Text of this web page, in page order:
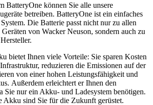
BatteryOne können Sie alle unsere
betreiben. BatteryOne ist ein einfaches
Die Batterie passt nicht nur zu allen
von Wacker Neuson, sondern auch zu
bietet Ihnen viele Vorteile: Sie sparen Kosten
reduzieren die Emissionen auf der
von einer hohen Leistungsfähigkeit und
Außerdem erleichtert er Ihnen den
Sie nur ein Akku- und Ladesystem benötigen.
Akku sind Sie für die Zukunft gerüstet.